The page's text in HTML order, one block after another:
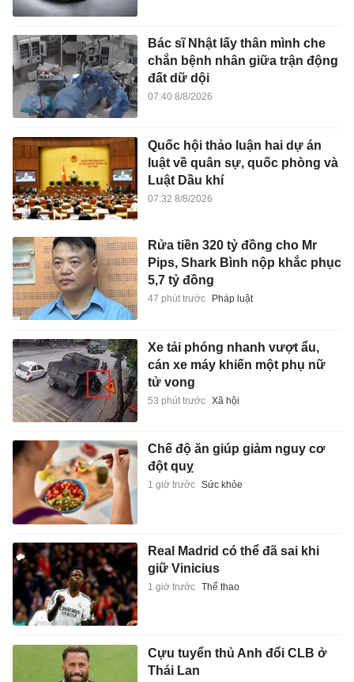
Bác sĩ Nhật lấy thân mình che
chắn bệnh nhân giữa trận động
đất dữ dội
07:40 8/8/2026
Quốc hội thảo luận hai dự án
luật về quân sự, quốc phòng và
Luật Dầu khí
07:32 8/8/2026
Rửa tiền 320 tỷ đồng cho Mr
Pips, Shark Bình nộp khắc phục
5,7 tỷ đồng
47 phút trước Pháp luật
Xe tải phóng nhanh vượt ẩu,
cán xe máy khiến một phụ nữ
tử vong
53 phút trước Xã hội
Chế độ ăn giúp giảm nguy cơ
đột quỵ
1 giờ trước Sức khỏe
Real Madrid có thể đã sai khi
giữ Vinicius
1 giờ trước Thể thao
Cựu tuyển thủ Anh đổi CLB ở
Thái Lan